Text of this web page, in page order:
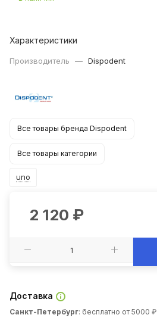
Характеристики
Производитель — Dispodent
Все товары бренда Dispodent
Все товары категории
uno
2 120 ₽
Доставка
Санкт-Петербург: бесплатно от 5000 ₽